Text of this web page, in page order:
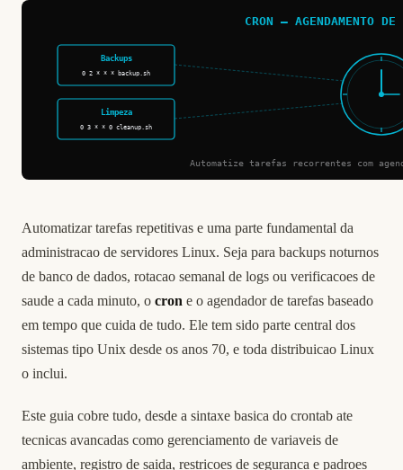
CRON — AGENDAMENTO
Backups
0 2 * * * backup.sh
Limpeza
0 3 * * 0 cleanup.sh
Automatize tarefas recorrentes com
Automatizar tarefas repetitivas e uma parte fundamental da
administracao de servidores Linux. Seja para backups noturnos
de banco de dados, rotacao semanal de logs ou verificacoes de
saude a cada minuto, o cron e o agendador de tarefas baseado
em tempo que cuida de tudo. Ele tem sido parte central dos
sistemas tipo Unix desde os anos 70, e toda distribuicao Linux
o inclui.
Este guia cobre tudo, desde a sintaxe basica do crontab ate
tecnicas avancadas como gerenciamento de variaveis de
ambiente, registro de saida, restricoes de seguranca e padroes